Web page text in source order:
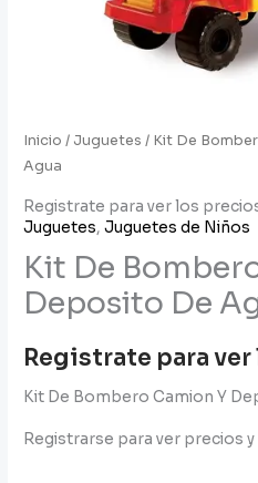
Inicio / Juguetes / Kit De
Agua
Registrate para ver los
Juguetes,Juguetes de Niños
Kit De
Deposito De
Registrate para
Kit De Bombero Camion Y
Registrarse para ver precios